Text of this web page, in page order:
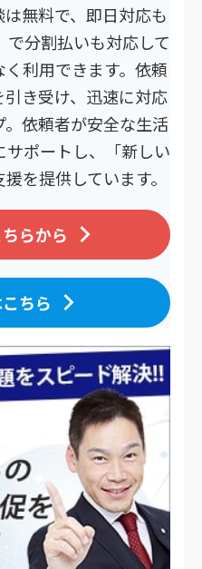
無料で、即日対応も
分割払いも対応して
利用できます。依頼
き受け、迅速に対応
。依頼者が安全な生活
ポートし、「新しい
を提供しています。
らから
ちら